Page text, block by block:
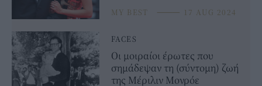
MY BEST ⸻ 17 AUG 2024
FACES
Οι μοιραίοι έρωτες που
σημάδεψαν τη (σύντομη) ζωή
της Μέριλιν Μονρόε